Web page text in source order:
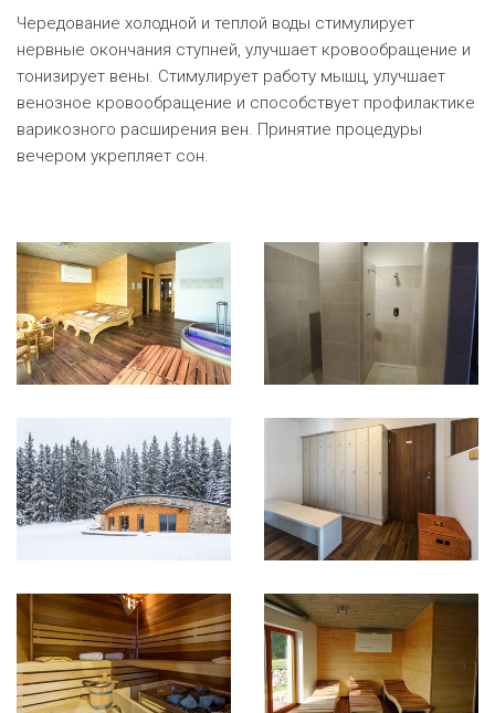
Чередование холодной и теплой воды стимулирует
нервные окончания ступней, улучшает кровообращение и
тонизирует вены. Стимулирует работу мышц, улучшает
венозное кровообращение и способствует профилактике
варикозного расширения вен. Принятие процедуры
вечером укрепляет сон.